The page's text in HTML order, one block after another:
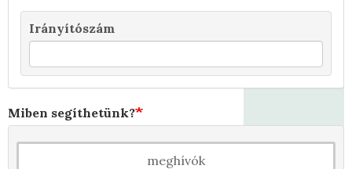
Irányítószám
Miben segíthetünk?
meghívók